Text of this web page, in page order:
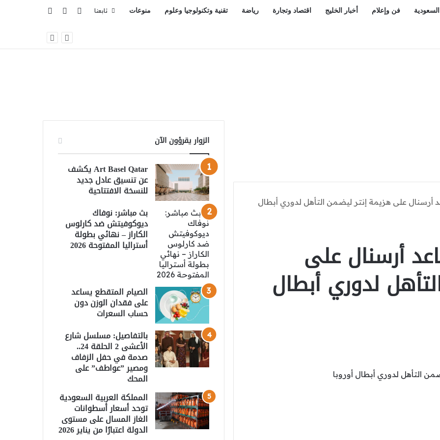
السعودية فن وإعلام أخبار الخليج اقتصاد وتجارة رياضة تقنية وتكنولوجيا وعلوم منوعات تابعنا تسجيل الدخول
إضافة عمود
الحوثية على السعودية
على هزيمة إنتر ليضمن التأهل لدوري أبطال
أرسنال على
لدوري أبطال
الزوار يقرؤون الآن
Art Basel Qatar يكشف
عن تنسيق عادل جديد
للنسخة الافتتاحية
بث مباشر: نوفاك
ديوكوفيتش ضد كارلوس
الكاراز – نهائي بطولة
أستراليا المفتوحة 2026
الصيام المتقطع يساعد
على فقدان الوزن دون
حساب السعرات
بالتفاصيل: مسلسل شارع
الأعشى 2 الحلقة 24..
صدمة في حفل الزفاف
ومصير ”عواطف” على
المحك
المملكة العربية السعودية
توحد أسعار أسطوانات
الغاز المسال على مستوى
الدولة اعتبارًا من يناير 2026